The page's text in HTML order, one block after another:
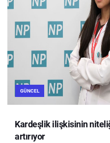
GÜNCEL
Kardeşlik ilişkisinin
artırıyor